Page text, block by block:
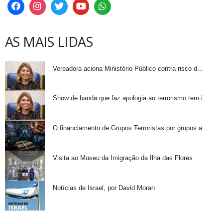
AS MAIS LIDAS
Vereadora aciona Ministério Público contra risco d...
Show de banda que faz apologia ao terrorismo tem i...
O financiamento de Grupos Terroristas por grupos a...
Visita ao Museu da Imigração da Ilha das Flores
Notícias de Israel, por David Moran